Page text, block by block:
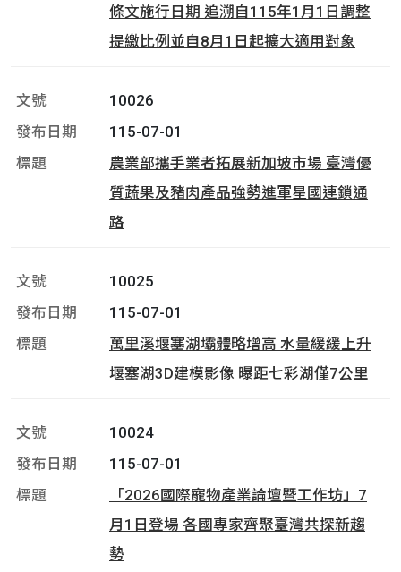
條文施行日期 追溯自115年1月1日調整
提繳比例並自8月1日起擴大適用對象
10026
115-07-01
農業部攜手業者拓展新加坡市場 臺灣優
質蔬果及豬肉產品強勢進軍星國連鎖通
路
10025
115-07-01
萬里溪堰塞湖壩體略增高 水量緩緩上升
堰塞湖3D建模影像 曝距七彩湖僅7公里
10024
115-07-01
「2026國際寵物產業論壇暨工作坊」7
月1日登場 各國專家齊聚臺灣共探新趨
勢